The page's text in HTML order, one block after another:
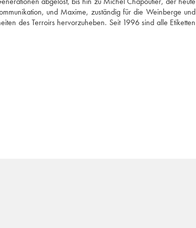
und Maxime, zuständig für die Weinberge und
des Terroirs hervorzuheben. Seit 1996 sind alle Etiketten